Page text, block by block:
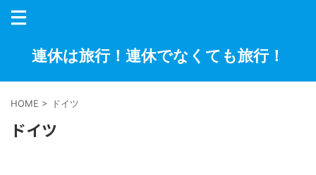
連休は旅行！連休でなくても旅行！
HOME > ドイツ
ドイツ